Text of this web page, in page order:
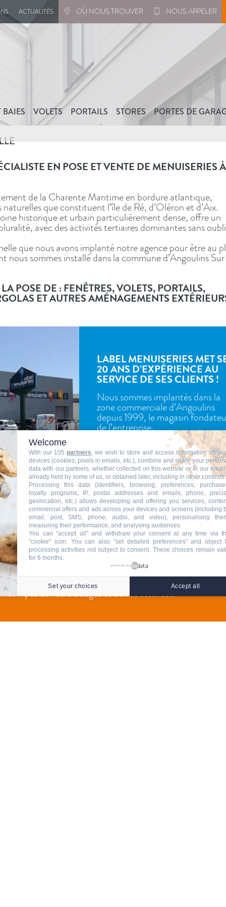
ACTUALITÉS OÙ NOUS TROUVER NOUS APPELER
en
BAIES
en
VOLETS PORTAILS STORES PORTES DE
de garage basculante
bioclimatique
EN POSE ET VENTE DE MENUISERIES À
de la Charente Maritime en bordure atlantique,
que constituent l’île de Ré, d’Oléron et d’Aix.
historique et urbain particulièrement dense, offre un
avec des activités tertiaires dominantes sans
que nous avons implanté notre agence pour être au
nous sommes installé dans la commune d’Angoulins Sur
POSE DE : FENÊTRES, VOLETS, PORTAILS,
ET AUTRES AMÉNAGEMENTS
LABEL MENUISERIES MET
20 ANS D’EXPÉRIENCE AU
SERVICE DE SES CLIENTS !
Nous sommes implantés dans la
zone commerciale d’Angoulins
depuis 1999, le magasin
de l’entreprise.
RÉUSSIR L’IMPLANTATION DE NOS
techniciens sont les mieux placés pour vous conseiller
d’entrée, de stores ou de portails. Pour coller aux
chaque année tout en assurant le meilleur confort
sécurité irréprochable aux prix les plus compétitifs du
compte de votre budget et de vos attentes.
Welcome
With our 105 partners , we wish to store and access information on
devices (cookies, pixels in emails, etc.), combine and share your
data with our partners, whether collected on this website or in our
already held by some of us, or obtained later, including in other contexts.
Processing this data (identifiers, browsing, preferences,
loyalty programs, IP, postal addresses and emails, phone,
geolocation, etc.) allows developing and offering you services,
commercial offers and ads across your devices and screens (including
email, post, SMS, phone, audio, and video), personalising
measuring their performance, and analysing audiences.
You can "accept all" and withdraw your consent at any time via
"cookie" icon . You can also "set detailed preferences" and object
processing activities not subject to consent. These choices remain
for 6 months.
powered by
Set your choices Accept all